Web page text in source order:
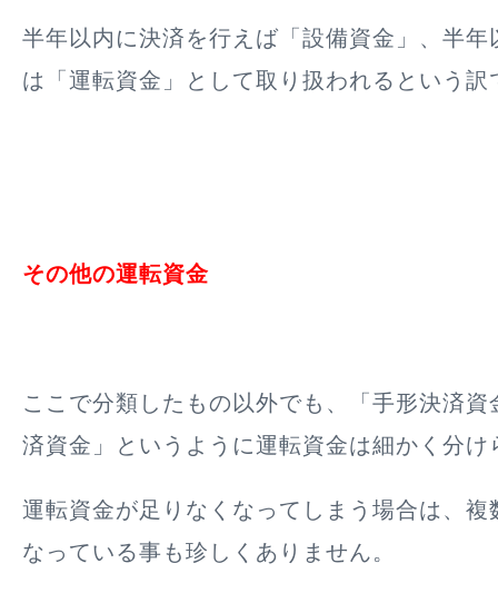
半年以内に決済を行えば「設備資金」、半年
は「運転資金」
として取り扱われるという訳
その他の運転資金
ここで分類したもの以外でも、「手形決済
済資金」というように運転資金は細かく分け
運転資金が足りなくなってしまう場合は、複
なっている事も珍しくありません。